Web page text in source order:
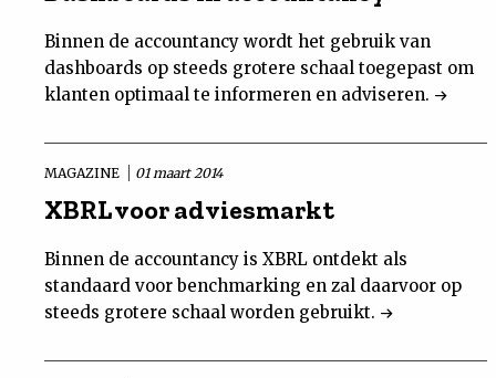
Binnen de accountancy wordt het gebruik van
dashboards op steeds grotere schaal toegepast om
klanten optimaal te informeren en adviseren.
MAGAZINE 01 maart 2014
XBRL voor adviesmarkt
Binnen de accountancy is XBRL ontdekt als
standaard voor benchmarking en zal daarvoor op
steeds grotere schaal worden gebruikt.